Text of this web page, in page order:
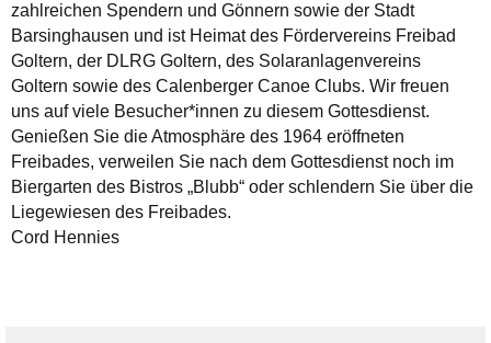
zahlreichen Spendern und Gönnern sowie der Stadt
Barsinghausen und ist Heimat des Fördervereins Freibad
Goltern, der DLRG Goltern, des Solaranlagenvereins
Goltern sowie des Calenberger Canoe Clubs. Wir freuen
uns auf viele Besucher*innen zu diesem Gottesdienst.
Genießen Sie die Atmosphäre des 1964 eröffneten
Freibades, verweilen Sie nach dem Gottesdienst noch im
Biergarten des Bistros „Blubb“ oder schlendern Sie über die
Liegewiesen des Freibades.
Cord Hennies